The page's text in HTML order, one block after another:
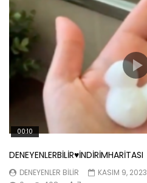
00:10
DENEYENLERBİLİR♥️İNDİRİMHARİTASI
DENEYENLER BILIR
KASIM 9, 2023